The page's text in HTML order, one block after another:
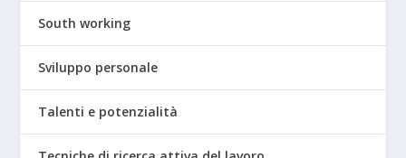
South working
Sviluppo personale
Talenti e potenzialità